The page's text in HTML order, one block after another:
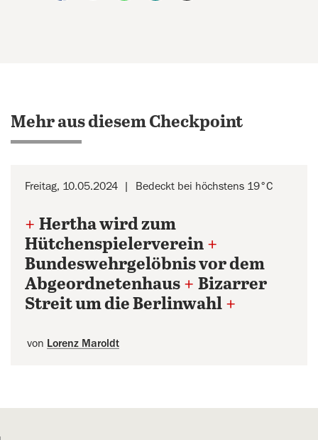
Mehr aus diesem Checkpoint
Freitag, 10.05.2024 Bedeckt bei höchstens 19°C
+ Hertha wird zum
Hütchenspielerverein +
Bundeswehrgelöbnis vor dem
Abgeordnetenhaus + Bizarrer
Streit um die Berlinwahl +
von Lorenz Maroldt